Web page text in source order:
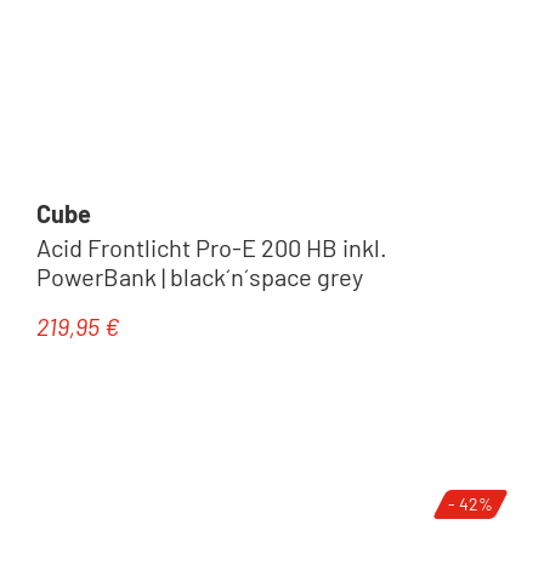
Cube
Acid Frontlicht Pro-E 200 HB inkl.
PowerBank | black´n´space grey
Regulärer Preis:
219,95 €
- 42%